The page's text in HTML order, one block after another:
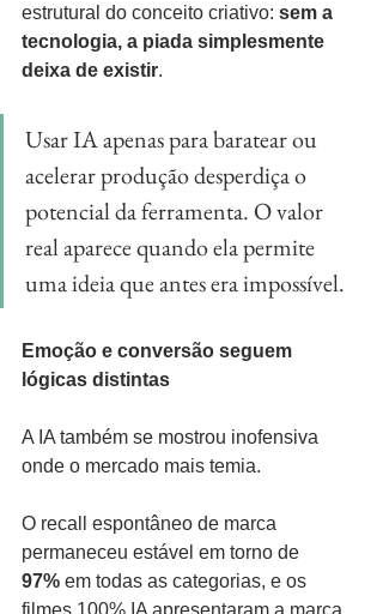
estrutural do conceito criativo: sem a
tecnologia, a piada simplesmente
deixa de existir.
Usar IA apenas para baratear ou
acelerar produção desperdiça o
potencial da ferramenta. O valor
real aparece quando ela permite
uma ideia que antes era impossível.
Emoção e conversão seguem
lógicas distintas
A IA também se mostrou inofensiva
onde o mercado mais temia.
O recall espontâneo de marca
permaneceu estável em torno de
97% em todas as categorias, e os
filmes 100% IA apresentaram a marca